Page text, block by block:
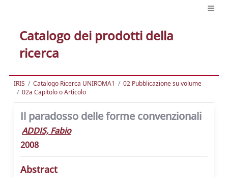
Catalogo dei prodotti della
ricerca
IRIS Catalogo Ricerca UNIROMA1
02 Pubblicazione su volume
02a Capitolo o Articolo
Il paradosso delle forme convenzionali
ADDIS, Fabio
2008
Abstract